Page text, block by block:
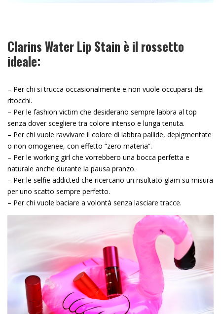
Clarins Water Lip Stain è il rossetto
ideale:
– Per chi si trucca occasionalmente e non vuole occuparsi dei
ritocchi.
– Per le fashion victim che desiderano sempre labbra al top
senza dover scegliere tra colore intenso e lunga tenuta.
– Per chi vuole ravvivare il colore di labbra pallide, depigmentate
o non omogenee, con effetto “zero materia”.
– Per le working girl che vorrebbero una bocca perfetta e
naturale anche durante la pausa pranzo.
– Per le selfie addicted che ricercano un risultato glam su misura
per uno scatto sempre perfetto.
– Per chi vuole baciare a volontà senza lasciare tracce.